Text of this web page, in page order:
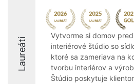
Laureáti
Vytvorme si domov
interiérové štúdio so
ktoré sa zameriava na
tvorbu interiérov a
Štúdio poskytuje